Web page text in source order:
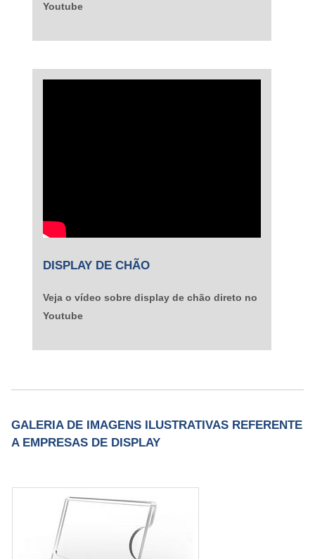
Youtube
DISPLAY DE CHÃO
Veja o vídeo sobre display de chão direto no
Youtube
GALERIA DE IMAGENS ILUSTRATIVAS REFERENTE
A EMPRESAS DE DISPLAY